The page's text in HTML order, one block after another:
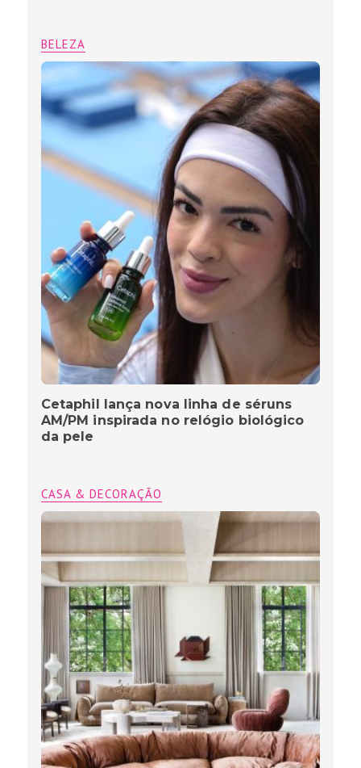
BELEZA
Cetaphil lança nova linha de séruns
AM/PM inspirada no relógio biológico
da pele
CASA & DECORAÇÃO